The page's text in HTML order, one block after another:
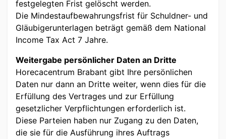
festgelegten Frist gelöscht werden.
Die Mindestaufbewahrungsfrist für Schuldner- und
Gläubigerunterlagen beträgt gemäß dem National
Income Tax Act 7 Jahre.
Weitergabe persönlicher Daten an Dritte
Horecacentrum Brabant gibt Ihre persönlichen
Daten nur dann an Dritte weiter, wenn dies für die
Erfüllung des Vertrages und zur Erfüllung
gesetzlicher Verpflichtungen erforderlich ist.
Diese Parteien haben nur Zugang zu den Daten,
die sie für die Ausführung ihres Auftrags